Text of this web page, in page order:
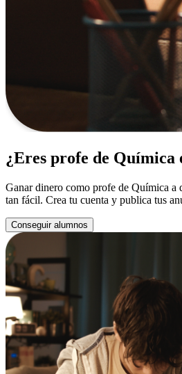
¿Eres profe de Química
Ganar dinero como profe de Química a
tan fácil. Crea tu cuenta y publica tus
Conseguir alumnos